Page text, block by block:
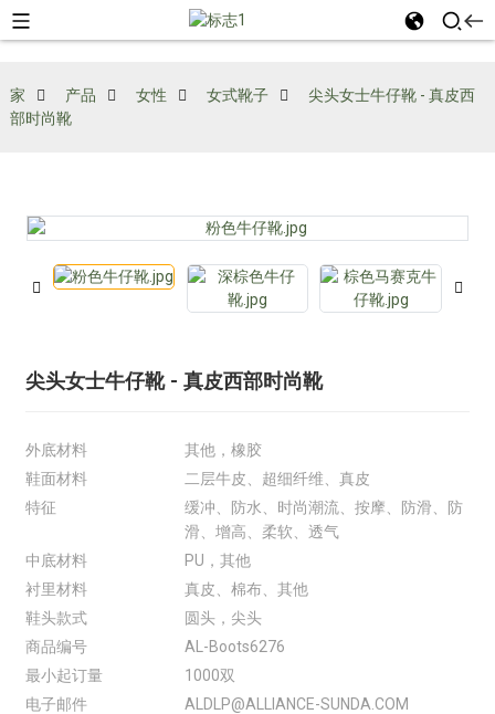
家 产品 女性 女式靴子
尖头女士牛仔靴 - 真皮西
部时尚靴
尖头女士牛仔靴 - 真皮西部时尚靴
外底材料
其他，橡胶
鞋面材料
二层牛皮、超细纤维、真皮
特征
缓冲、防水、时尚潮流、按摩、防滑、防
滑、增高、柔软、透气
中底材料
PU，其他
衬里材料
真皮、棉布、其他
鞋头款式
圆头，尖头
商品编号
AL-Boots6276
最小起订量
1000双
电子邮件
ALDLP@ALLIANCE-SUNDA.COM